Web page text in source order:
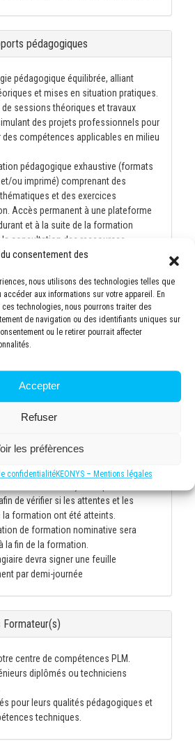
consentement des
nous utilisons des technologies telles que
aux informations sur votre appareil. En
technologies, nous pourrons traiter des
de navigation ou des identifiants uniques sur
ou le retirer pourrait affecter
Accepter
Refuser
les préfèrences
confidentialitéKEONYS – Mentions légales
pédagogiques
pédagogique équilibrée, alliant
et mises en situation pratiques.
de sessions théoriques et travaux
des projets professionnels pour
des compétences applicables en milieu
pédagogique exhaustive (formats
ou imprimé) comprenant des
et des exercices
Accès permanent à une plateforme
et à la suite de la formation
la consultation des ressources
post-formation.
et de suivi
chaque module est évalué de
en situations, etc.) et/ou de
afin d'attester du niveau de
sera remplie par chaque
d'assistance technique post formation
proposée.
de vérifier si les attentes et les
la formation ont été atteints.
de formation nominative sera
la fin de la formation.
devra signer une feuille
par demi-journée
centre de compétences PLM.
diplômés ou techniciens
pour leurs qualités pédagogiques et
techniques.